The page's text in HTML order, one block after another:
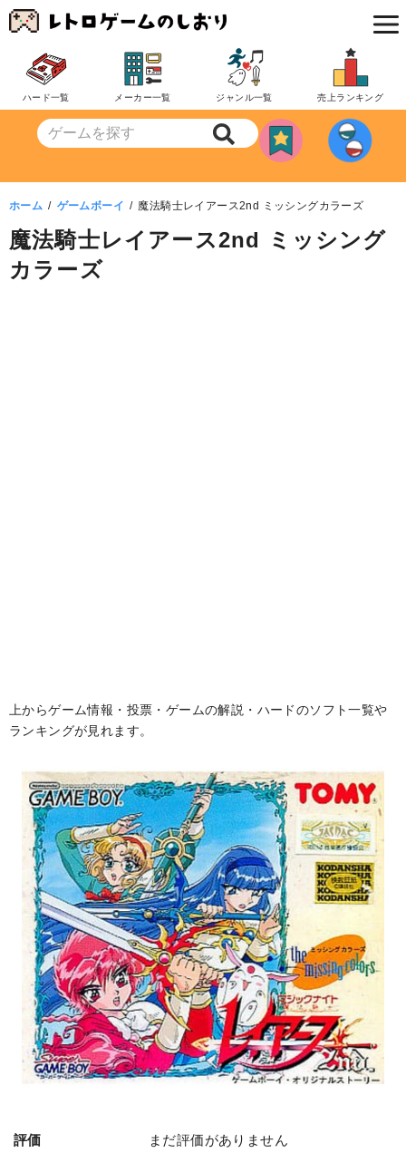
コ
ン
ツ
動
ハード一覧 メーカー一覧 ジャンル一覧 売上ランキング
ホーム ゲームボーイ 魔法騎士レイアース2nd ミッシングカラーズ
魔法騎士レイアース2nd ミッシング
カラーズ
上からゲーム情報・投票・ゲームの解説・ハードのソフト一覧や
ランキングが見れます。
評価 まだ評価がありません